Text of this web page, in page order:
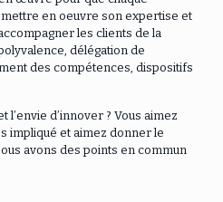
en oeuvre son expertise et
les clients de la
délégation de
des compétences, dispositifs
l’envie d’innover ? Vous aimez
impliqué et aimez donner le
avons des points en commun